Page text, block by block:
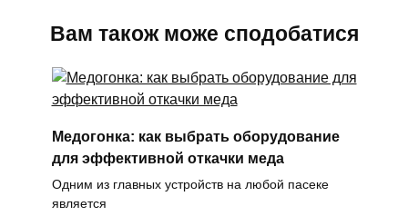
Вам також може сподобатися
Медогонка: как выбрать оборудование
для эффективной откачки меда
Одним из главных устройств на любой пасеке
является